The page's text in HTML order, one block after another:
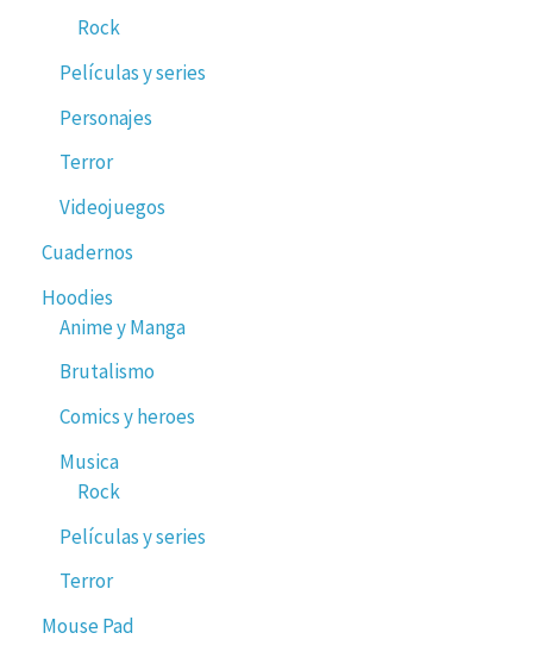
Rock
Películas y series
Personajes
Terror
Videojuegos
Cuadernos
Hoodies
Anime y Manga
Brutalismo
Comics y heroes
Musica
Rock
Películas y series
Terror
Mouse Pad